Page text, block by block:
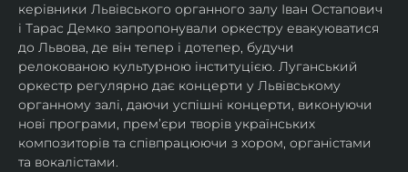
керівники Львівського органного залу Іван Остапович
і Тарас Демко запропонували оркестру евакуюватися
до Львова, де він тепер і дотепер, будучи
релокованою культурною інституцією. Луганський
оркестр регулярно дає концерти у Львівському
органному залі, даючи успішні концерти, виконуючи
нові програми, прем’єри творів українських
композиторів та співпрацюючи з хором, органістами
та вокалістами.